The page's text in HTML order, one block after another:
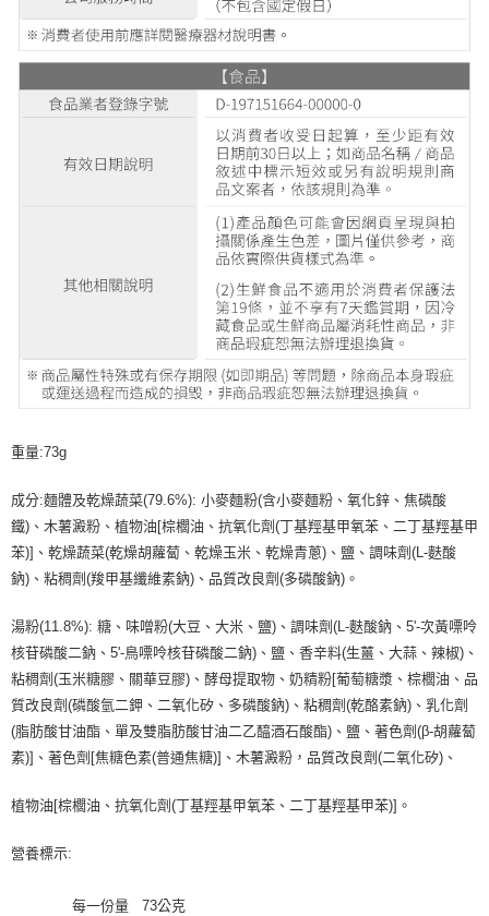
重量:73g
成分:麵體及乾燥蔬菜(79.6%): 小麥麵粉(含小麥麵粉、氧化鋅、焦磷酸
鐵)、木薯澱粉、植物油[棕櫚油、抗氧化劑(丁基羥基甲氧苯、二丁基羥基甲
苯)]、乾燥蔬菜(乾燥胡蘿蔔、乾燥玉米、乾燥青蔥)、鹽、調味劑(L-麩酸
鈉)、粘稠劑(羧甲基纖維素鈉)、品質改良劑(多磷酸鈉)。
湯粉(11.8%): 糖、味噌粉(大豆、大米、鹽)、調味劑(L-麩酸鈉、5'-次黃嘌呤
核苷磷酸二鈉、5'-鳥嘌呤核苷磷酸二鈉)、鹽、香辛料(生薑、大蒜、辣椒)、
粘稠劑(玉米糖膠、關華豆膠)、酵母提取物、奶精粉[葡萄糖漿、棕櫚油、品
質改良劑(磷酸氫二鉀、二氧化矽、多磷酸鈉)、粘稠劑(乾酪素鈉)、乳化劑
(脂肪酸甘油酯、單及雙脂肪酸甘油二乙醯酒石酸酯)、鹽、著色劑(β-胡蘿蔔
素)]、著色劑[焦糖色素(普通焦糖)]、木薯澱粉，品質改良劑(二氧化矽)、
植物油[棕櫚油、抗氧化劑(丁基羥基甲氧苯、二丁基羥基甲苯)]。
營養標示:
每一份量 73公克